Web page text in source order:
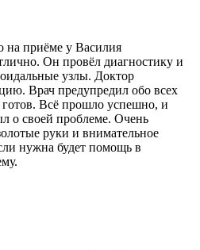
на приёме у Василия
Он провёл диагностику и
узлы. Доктор
Врач предупредил обо всех
Всё прошло успешно, и
о своей проблеме. Очень
руки и внимательное
нужна будет помощь в